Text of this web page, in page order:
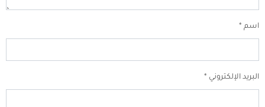
اسم *
البريد الإلكتروني *